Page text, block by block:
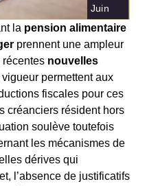
Juin
la pension alimentaire
prennent une ampleur
récentes nouvelles
permettent aux
fiscales pour ces
créanciers résident hors
soulève toutefois
les mécanismes de
dérives qui
l’absence de justificatifs